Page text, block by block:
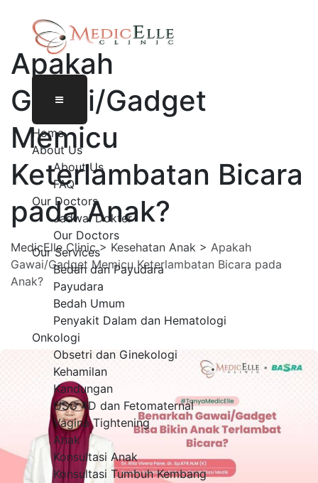
Home
About Us
About Us
FAQ
Our Doctors
Jadwal Dokter
Our Doctors
Our Services
Bedah dan Payudara
Payudara
Bedah Umum
Penyakit Dalam dan Hematologi
Onkologi
Obsetri dan Ginekologi
Kehamilan
Kandungan
USG 4D dan Fetomaternal
Vagina Tightening
Anak
Konsultasi Anak
Konsultasi Tumbuh Kembang
Apakah
Gawai/Gadget
Memicu
Keterlambatan Bicara
pada Anak?
MedicElle Clinic> Kesehatan Anak > Apakah
Gawai/Gadget Memicu Keterlambatan Bicara pada
Anak?